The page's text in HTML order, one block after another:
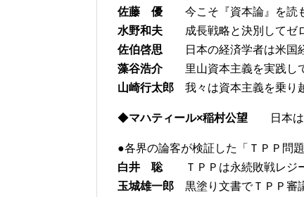
佐藤 優 今こそ『資本論』を読
水野和夫 成長戦略と決別してゼ
佐伯啓思 日本の経済学者は米国
藻谷浩介里山資本主義を実践して
山崎行太郎 我々は資本主義を乗り
◆マハティール×稲村公望 日本は
●各界の論客が検証した「ＴＰＰ問題
白井 聡ＴＰＰは永続敗戦レジー
玉城雄一郎 黒塗り文書でＴＰＰ審